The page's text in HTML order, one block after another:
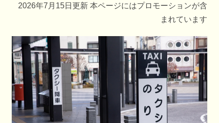
2026年7月15日更新 本ページにはプロモーションが含
まれています